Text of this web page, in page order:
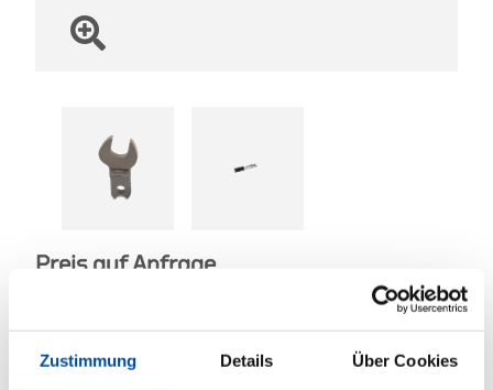
Zustimmung Details Über Cookies
Preis auf Anfrage